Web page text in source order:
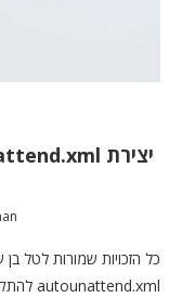
autounattend.xml להתקנת Windows 10 אוטומטית…